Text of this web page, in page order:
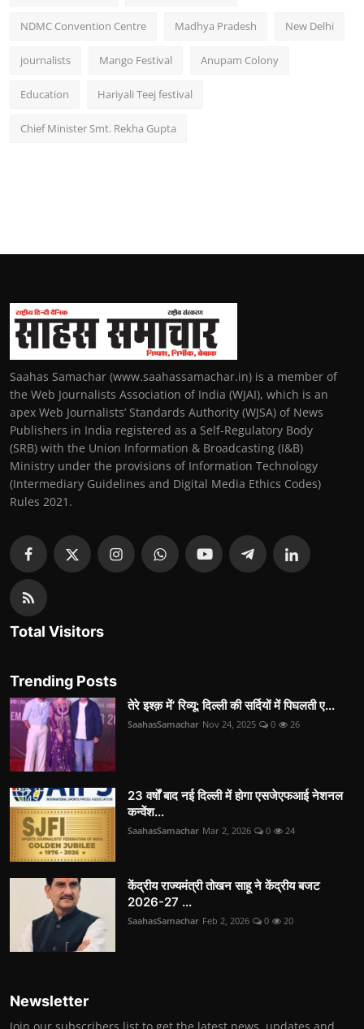
NDMC Convention Centre Madhya Pradesh New Delhi
journalists Mango Festival Anupam Colony
Education Hariyali Teej festival
Chief Minister Smt. Rekha Gupta
Saahas Samachar (www.saahassamachar.in) is a member of
the Web Journalists Association of India (WJAI), which is an
apex Web Journalists’ Standards Authority (WJSA) of News
Publishers in India registered as a Self-Regulatory Body
(SRB) with the Union Information & Broadcasting (I&B)
Ministry under the provisions of Information Technology
(Intermediary Guidelines and Digital Media Ethics Codes)
Rules 2021.
Total Visitors
Trending Posts
तेरे इश्क़ में’ रिव्यू: दिल्ली की सर्दियों में पिघलती ए...
SaahasSamachar Nov 24, 2025 0 26
23 वर्षों बाद नई दिल्ली में होगा एसजेएफआई नेशनल
कन्वेंश...
SaahasSamachar Mar 2, 2026 0 24
केंद्रीय राज्यमंत्री तोखन साहू ने केंद्रीय बजट
2026-27 ...
SaahasSamachar Feb 2, 2026 0 20
Newsletter